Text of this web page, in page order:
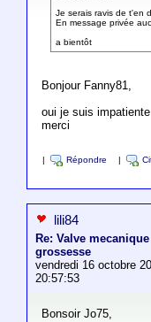
Je serais ravis de t'en
En message privée
a bientôt
Bonjour Fanny81,
oui je suis
merci
Répondre
lili84
Re: Valve
grossesse
vendredi 16 octobre
20:57:53
Bonsoir Jo75,